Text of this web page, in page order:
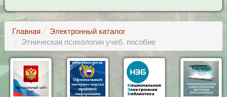
Главная
Электронный каталог
Этническая психология учеб. пособие